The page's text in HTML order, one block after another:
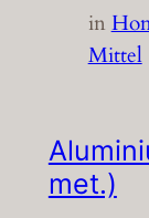
in
Mittel
met.)